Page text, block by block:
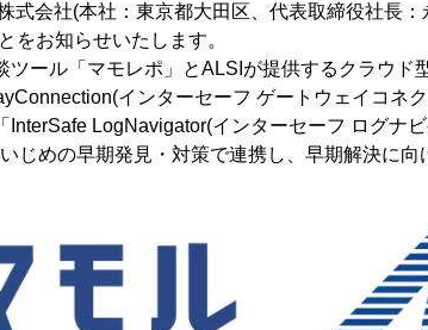
式会社(本社：東京都大田区、代表取締役社長
をお知らせいたします。
ツール「マモレポ」とALSIが提供するクラウド
インターセーフ ゲートウェイコネ
InterSafe LogNavigator(インターセーフ ログナ
じめの早期発見・対策で連携し、早期解決に向